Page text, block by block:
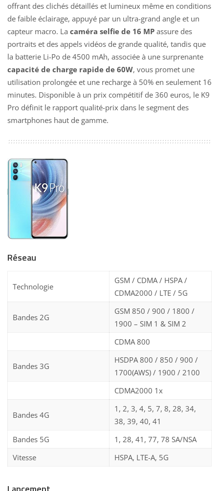
offrant des clichés détaillés et lumineux même en conditions
de faible éclairage, appuyé par un ultra-grand angle et un
capteur macro. La caméra selfie de 16 MP assure des
portraits et des appels vidéos de grande qualité, tandis que
la batterie Li-Po de 4500 mAh, associée à une surprenante
capacité de charge rapide de 60W, vous promet une
utilisation prolongée et une recharge à 50% en seulement 16
minutes. Disponible à un prix compétitif de 360 euros, le K9
Pro définit le rapport qualité-prix dans le segment des
smartphones haut de gamme.
Réseau
Technologie
GSM / CDMA / HSPA /
CDMA2000 / LTE / 5G
Bandes 2G
GSM 850 / 900 / 1800 /
1900 – SIM 1 & SIM 2
CDMA 800
Bandes 3G
HSDPA 800 / 850 / 900 /
1700(AWS) / 1900 / 2100
CDMA2000 1x
Bandes 4G
1, 2, 3, 4, 5, 7, 8, 28, 34,
38, 39, 40, 41
Bandes 5G
1, 28, 41, 77, 78 SA/NSA
Vitesse
HSPA, LTE-A, 5G